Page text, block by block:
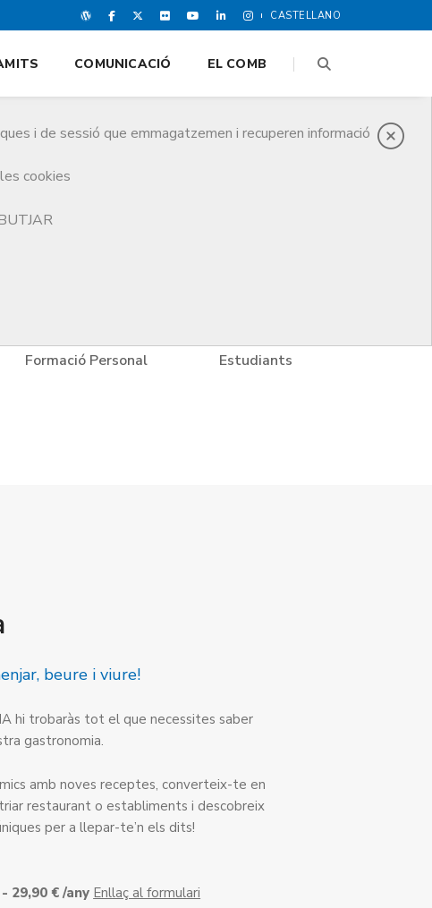
CASTELLANO
i de sessió que emmagatzemen i recuperen informació
cookies
COMUNICACIÓ EL COMB
Formació Personal Estudiants
beure i viure!
hi trobaràs tot el que necessites saber
gastronomia.
amb noves receptes, converteix-te en
restaurant o establiments i descobreix
per a llepar-te’n els dits!
29,90 € /any Enllaç al formulari